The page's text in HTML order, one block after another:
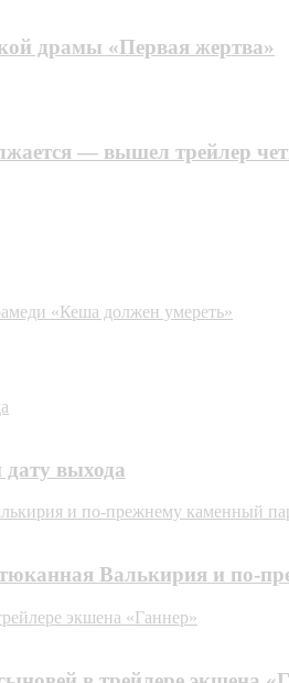
драмы «Первая жертва»
— вышел трейлер
«Кеша должен умереть»
выхода
и по-прежнему каменный
Валькирия и по-
экшена «Ганнер»